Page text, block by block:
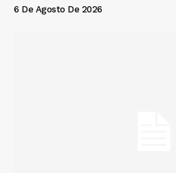
6 De Agosto De 2026